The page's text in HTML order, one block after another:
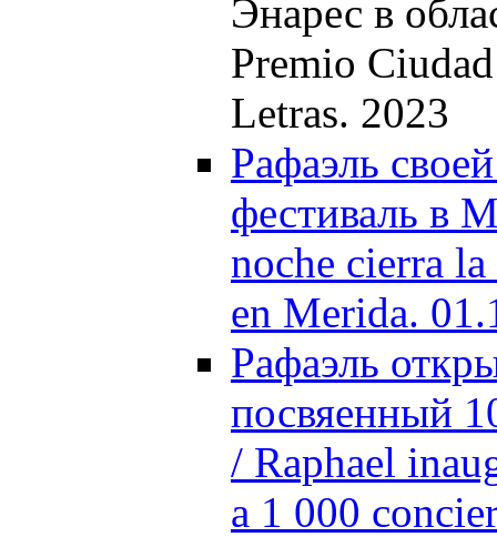
Энарес в
Premio
Letras. 2023
Рафаэль
фестиваль в
noche cierra
en Merida.
Рафаэль
посвяенный
/ Raphael
a 1 000